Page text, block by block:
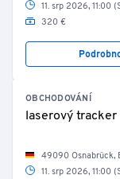
11. srp 2026, 11:00
320 €
OBCHODOVÁNÍ
laserový tracker
49090 Osnabrück,
11. srp 2026, 11:00